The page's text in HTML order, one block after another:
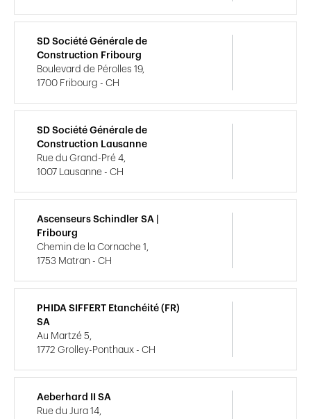
SD Société Générale de
Construction Fribourg
Boulevard de Pérolles 19,
1700 Fribourg - CH
SD Société Générale de
Construction Lausanne
Rue du Grand-Pré 4,
1007 Lausanne - CH
Ascenseurs Schindler SA |
Fribourg
Chemin de la Cornache 1,
1753 Matran - CH
PHIDA SIFFERT Etanchéité (FR)
SA
Au Martzé 5,
1772 Grolley-Ponthaux - CH
Aeberhard II SA
Rue du Jura 14,